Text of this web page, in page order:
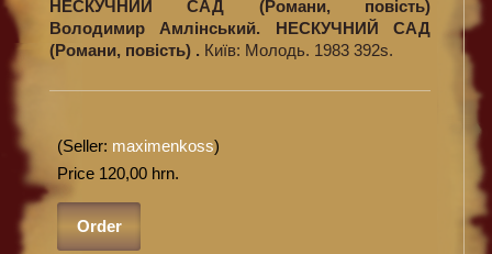
НЕСКУЧНИЙ САД (Романи, повість)
Володимир Амлінський. НЕСКУЧНИЙ САД
(Романи, повість) . Київ: Молодь. 1983 392s.
(Seller: maximenkoss)
Price 120,00 hrn.
Order